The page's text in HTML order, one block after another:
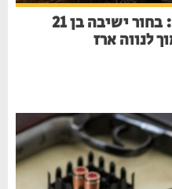
אסון בין הזמנים בבנימין: בחור ישיבה בן 21
לנווה ארז